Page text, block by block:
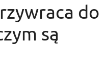
do
są